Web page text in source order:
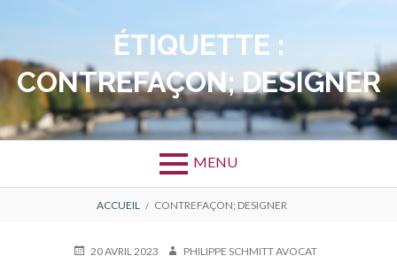
ÉTIQUETTE :
CONTREFAÇON; DESIGNER
MENU
D'ARIANE
ACCUEIL CONTREFAÇON; DESIGNER
PUBLIÉ20 AVRIL 2023 AUTEURPHILIPPE SCHMITT AVOCAT